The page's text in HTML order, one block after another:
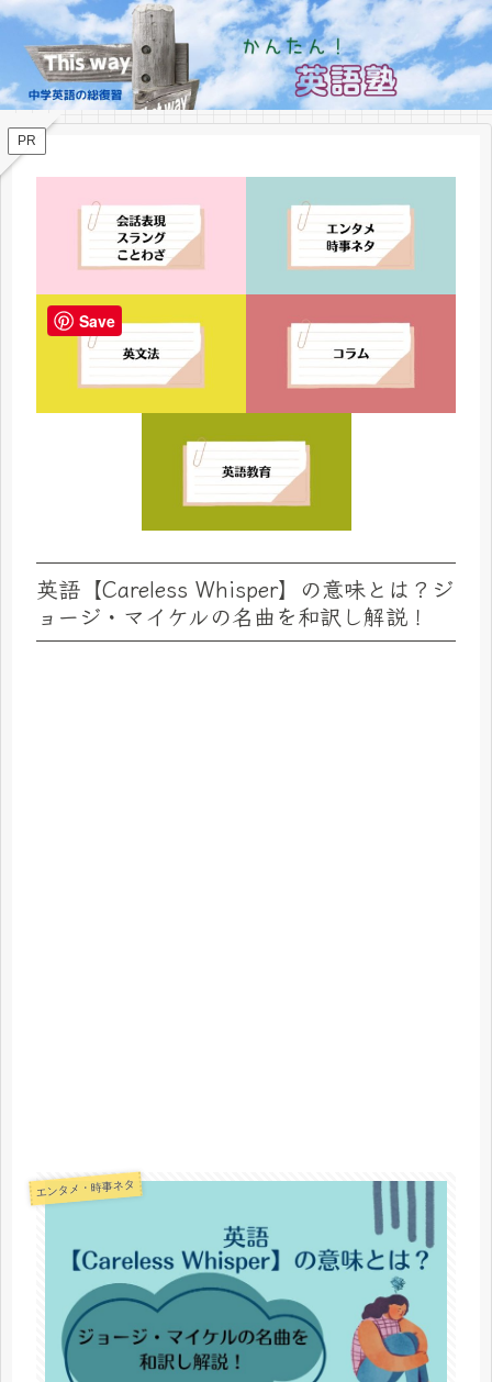
PR
英語【Careless Whisper】の意味とは？ジ
ョージ・マイケルの名曲を和訳し解説！
エンタメ・時事ネタ
Save